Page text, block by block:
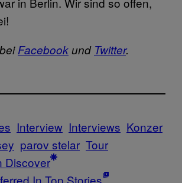
Facebookund Twitter.
Interview Interviews Konzer
parov stelar Tour
Discover
In Top Stories